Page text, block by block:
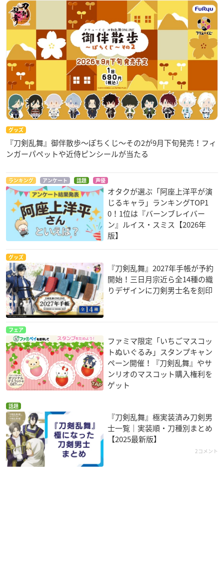
グッズ
『刀剣乱舞』御伴散歩～ぽちくじ～その2が9月下旬発売！フィ
ンガーパペットや近侍ピンシールが当たる
ランキング アンケート 話題 声優
オタクが選ぶ「阿座上洋平が演
じるキャラ」ランキングTOP1
0！1位は『バーンブレイバー
ン』ルイス・スミス【2026年
版】
グッズ
『刀剣乱舞』2027年手帳が予約
開始！三日月宗近ら全14種の織
りデザインに刀剣男士名を刻印
フェア
ファミマ限定「いちごマスコッ
トぬいぐるみ」スタンプキャン
ペーン開催！『刀剣乱舞』やサ
ンリオのマスコット購入権利を
ゲット
話題
『刀剣乱舞』極実装済み刀剣男
士一覧｜実装順・刀種別まとめ
【2025最新版】
2コメント